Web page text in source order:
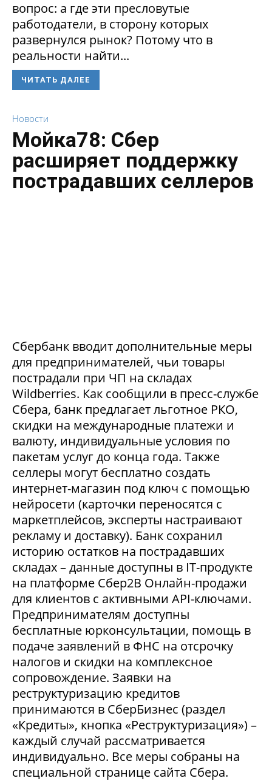
вопрос: а где эти пресловутые
работодатели, в сторону которых
развернулся рынок? Потому что в
реальности найти...
ЧИТАТЬ ДАЛЕЕ
Новости
Мойка78: Сбер
расширяет поддержку
пострадавших селлеров
Сбербанк вводит дополнительные меры
для предпринимателей, чьи товары
пострадали при ЧП на складах
Wildberries. Как сообщили в пресс-службе
Сбера, банк предлагает льготное РКО,
скидки на международные платежи и
валюту, индивидуальные условия по
пакетам услуг до конца года. Также
селлеры могут бесплатно создать
интернет-магазин под ключ с помощью
нейросети (карточки переносятся с
маркетплейсов, эксперты настраивают
рекламу и доставку). Банк сохранил
историю остатков на пострадавших
складах – данные доступны в IT-продукте
на платформе Сбер2В Онлайн-продажи
для клиентов с активными API-ключами.
Предпринимателям доступны
бесплатные юрконсультации, помощь в
подаче заявлений в ФНС на отсрочку
налогов и скидки на комплексное
сопровождение. Заявки на
реструктуризацию кредитов
принимаются в СберБизнес (раздел
«Кредиты», кнопка «Реструктуризация») –
каждый случай рассматривается
индивидуально. Все меры собраны на
специальной странице сайта Сбера.